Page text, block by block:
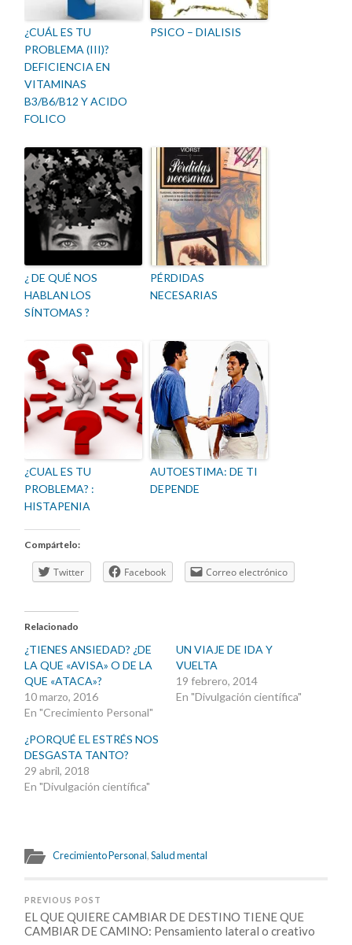
¿CUÁL ES TU
PROBLEMA (III)?
DEFICIENCIA EN
VITAMINAS
B3/B6/B12 Y ACIDO
FOLICO
PSICO – DIALISIS
¿ DE QUÉ NOS
HABLAN LOS
SÍNTOMAS ?
PÉRDIDAS
NECESARIAS
¿CUAL ES TU
PROBLEMA? :
HISTAPENIA
AUTOESTIMA: DE TI
DEPENDE
Compártelo:
Twitter Facebook Correo electrónico
Relacionado
¿TIENES ANSIEDAD? ¿DE
LA QUE «AVISA» O DE LA
QUE «ATACA»?
10 marzo, 2016
En "Crecimiento Personal"
UN VIAJE DE IDA Y
VUELTA
19 febrero, 2014
En "Divulgación científica"
¿PORQUÉ EL ESTRÉS NOS
DESGASTA TANTO?
29 abril, 2018
En "Divulgación científica"
Crecimiento Personal,Salud mental
PREVIOUS POST
EL QUE QUIERE CAMBIAR DE DESTINO TIENE QUE
CAMBIAR DE CAMINO: Pensamiento lateral o creativo